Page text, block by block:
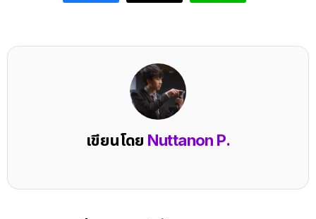
เขียนโดย Nuttanon P.